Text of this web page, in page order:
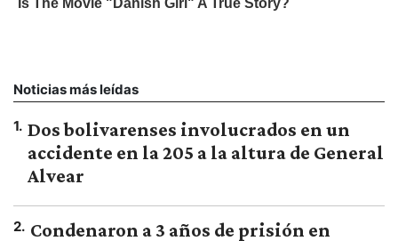
Noticias más leídas
1. Dos bolivarenses involucrados en un
accidente en la 205 a la altura de General
Alvear
2. Condenaron a 3 años de prisión en